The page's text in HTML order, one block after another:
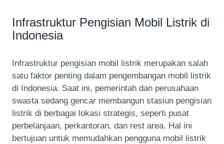
Infrastruktur Pengisian Mobil Listrik di
Indonesia
Infrastruktur pengisian mobil listrik merupakan salah
satu faktor penting dalam pengembangan mobil listrik
di Indonesia. Saat ini, pemerintah dan perusahaan
swasta sedang gencar membangun stasiun pengisian
listrik di berbagai lokasi strategis, seperti pusat
perbelanjaan, perkantoran, dan rest area. Hal ini
bertujuan untuk memudahkan pengguna mobil listrik